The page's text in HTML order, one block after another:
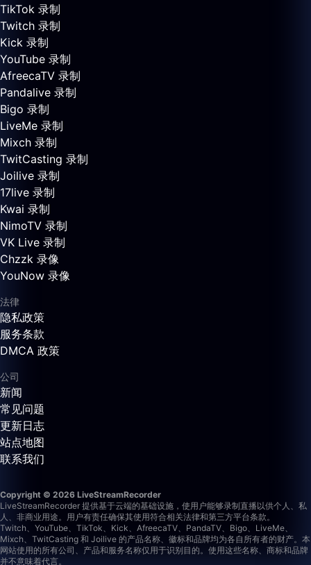
TikTok 录制
Twitch 录制
Kick 录制
YouTube 录制
AfreecaTV 录制
Pandalive 录制
Bigo 录制
LiveMe 录制
Mixch 录制
TwitCasting 录制
Joilive 录制
17live 录制
Kwai 录制
NimoTV 录制
VK Live 录制
Chzzk 录像
YouNow 录像
法律
隐私政策
服务条款
DMCA 政策
公司
新闻
常见问题
更新日志
站点地图
联系我们
Copyright © 2026 LiveStreamRecorder
LiveStreamRecorder 提供基于云端的基础设施，使用户能够录制直播以供个人、私
人、非商业用途。用户有责任确保其使用符合相关法律和第三方平台条款。
Twitch、YouTube、TikTok、Kick、AfreecaTV、PandaTV、Bigo、LiveMe、
Mixch、TwitCasting 和 Joilive 的产品名称、徽标和品牌均为各自所有者的财产。本
网站使用的所有公司、产品和服务名称仅用于识别目的。使用这些名称、商标和品牌
并不意味着代言。